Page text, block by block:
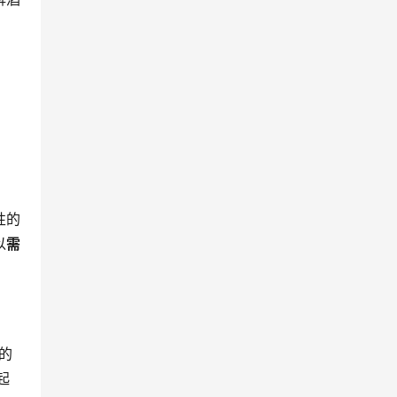
的
需